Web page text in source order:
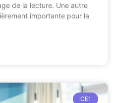
de la lecture. Une autre
importante pour la
CE1